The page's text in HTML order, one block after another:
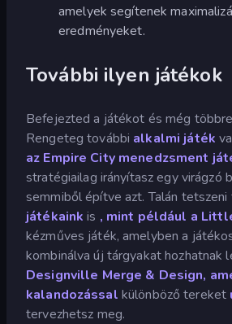
amelyek segítenek
eredményeket.
További ilyen játékok
Befejezted a játékot és még
Rengeteg további alkalmi játék
az Empire City menedzsment
stratégiailag irányítasz egy virágzó
semmiből építve azt. Talán tetszeni
játékaink is , mint például a
kézműves játék, amelyben a
kombinálva új tárgyakat hozhatnak
Designville Merge & Design,
kalandozással különböző tereket
tervezhetsz meg.